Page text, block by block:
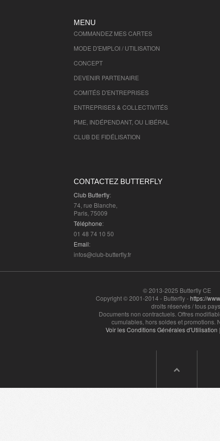
Val de Marne
Val D'Oise - 95000 , (fr)
MENU
COMMANDEZ MES CARTES
MODE D'EMPLOI / UTILISATION
CONCEPT
DEVENIR PARTENAIRE
COMITÉS D'ENTREPRISES
ENTREPRISES & COLLECTIVITÉS
PME, INDÉPENDANT, OU LIBÉRAL
CLUB DE FIDÉLISATION
CONTACTEZ BUTTERFLY
Club Butterfly:
74, rue Blanche,
Paris, 75009
Téléphone:
01 48 74 10 50
Email:
infos@club-butterfly.fr
© 2013-2025 Butterfly CE
Copyright © 2001-2014 - Butterfly -https://
droits réservés / tous
Documents non contractuels. Offres
cumulables, hors soldes et promotions.
Voir les Conditions Générales d'Utilisation